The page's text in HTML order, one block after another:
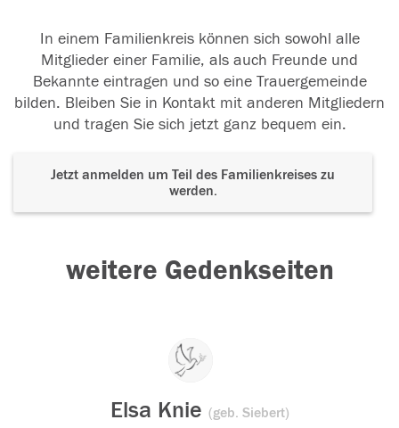
In einem Familienkreis können sich sowohl alle
Mitglieder einer Familie, als auch Freunde und
Bekannte eintragen und so eine Trauergemeinde
bilden. Bleiben Sie in Kontakt mit anderen Mitgliedern
und tragen Sie sich jetzt ganz bequem ein.
Jetzt anmelden um Teil des Familienkreises zu
werden.
weitere Gedenkseiten
Elsa Knie (geb. Siebert)